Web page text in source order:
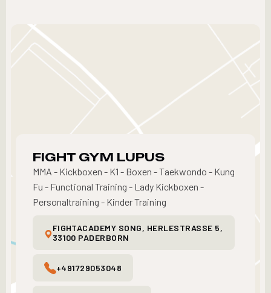
FIGHT GYM LUPUS
MMA - Kickboxen - K1 - Boxen - Taekwondo - Kung
Fu - Functional Training - Lady Kickboxen -
Personaltraining - Kinder Training
FIGHTACADEMY SONG, HERLESTRASSE 5, 3
3100 PADERBORN
+491729053048